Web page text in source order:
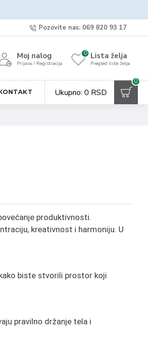
Pozovite nas: 069 820 93 17
Moj nalog
Prijava / Registracija
Lista želja
Pregled liste želja
0
Ukupno: 0 RSD
0
produktivnosti.
kreativnost i harmoniju. U
biste stvorili prostor koji
pravilno držanje tela i